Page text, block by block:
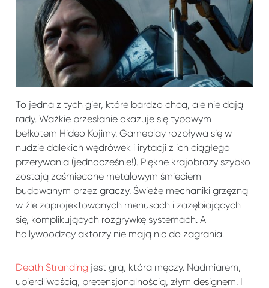
To jedna z tych gier, które bardzo chcą, ale nie dają
rady. Ważkie przesłanie okazuje się typowym
bełkotem Hideo Kojimy. Gameplay rozpływa się w
nudzie dalekich wędrówek i irytacji z ich ciągłego
przerywania (jednocześnie!). Piękne krajobrazy szybko
zostają zaśmiecone metalowym śmieciem
budowanym przez graczy. Świeże mechaniki grzęzną
w źle zaprojektowanych menusach i zazębiających
się, komplikujących rozgrywkę systemach. A
hollywoodzcy aktorzy nie mają nic do zagrania.
Death Stranding jest grą, która męczy. Nadmiarem,
upierdliwością, pretensjonalnością, złym designem. I